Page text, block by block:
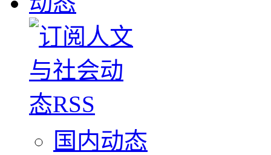
国内动态